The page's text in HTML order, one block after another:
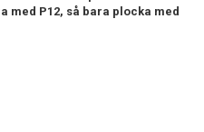
med P12, så bara plocka med